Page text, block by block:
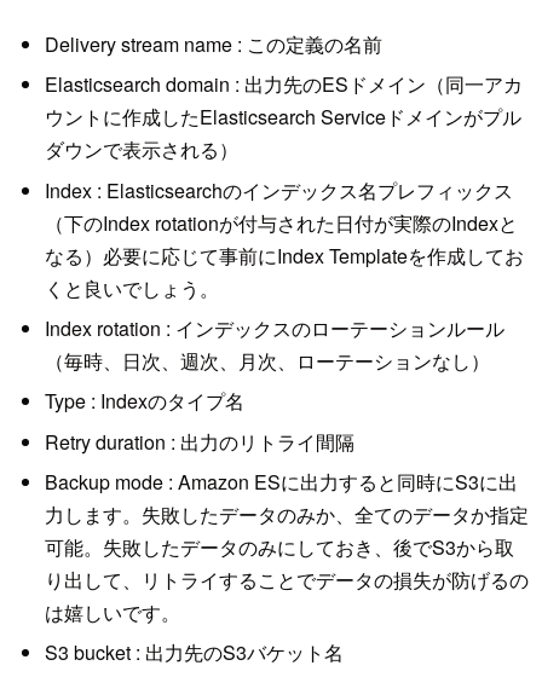
Delivery stream name : この定義の名前
Elasticsearch domain : 出力先のESドメイン（同一アカ
ウントに作成したElasticsearch Serviceドメインがプル
ダウンで表示される）
Index : Elasticsearchのインデックス名プレフィックス
（下のIndex rotationが付与された日付が実際のIndexと
なる）必要に応じて事前にIndex Templateを作成してお
くと良いでしょう。
Index rotation : インデックスのローテーションルール
（毎時、日次、週次、月次、ローテーションなし）
Type : Indexのタイプ名
Retry duration : 出力のリトライ間隔
Backup mode : Amazon ESに出力すると同時にS3に出
力します。失敗したデータのみか、全てのデータか指定
可能。失敗したデータのみにしておき、後でS3から取
り出して、リトライすることでデータの損失が防げるの
は嬉しいです。
S3 bucket : 出力先のS3バケット名